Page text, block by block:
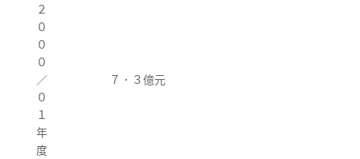
２
０
０
０
／
０
１
年
度
７．３億元